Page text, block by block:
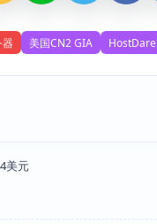
器 美国CN2 GIA HostDare
美元